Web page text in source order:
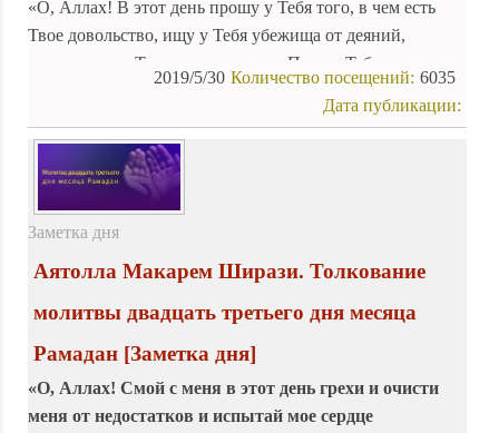
«О, Аллах! В этот день прошу у Тебя того, в чем есть
Твое довольство, ищу у Тебя убежища от деяний,
вызывающих Твое недовольство. Прошу Тебя помочь
6035
Количество посещений:
2019/5/30
Дата публикации:
Заметка дня
Аятолла Макарем Ширази. Толкование
молитвы двадцать третьего дня месяца
Рамадан [Заметка дня]
«О, Аллах! Смой с меня в этот день грехи и очисти
меня от недостатков и испытай мое сердце